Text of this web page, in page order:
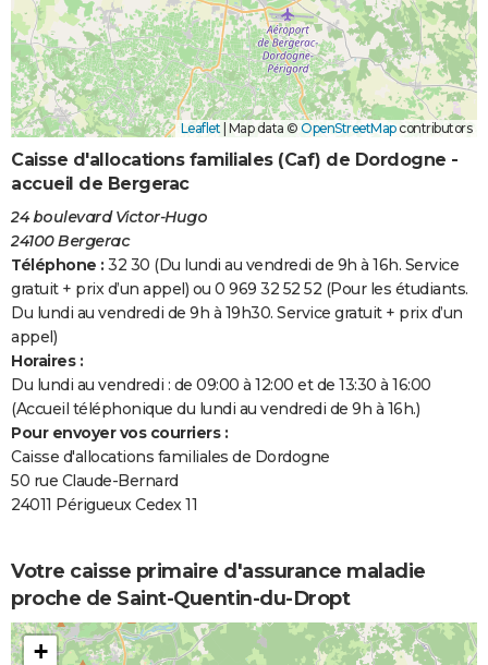
Leaflet Map data © OpenStreetMapcontributors
Caisse d'allocations familiales (Caf) de Dordogne -
accueil de Bergerac
24 boulevard Victor-Hugo
24100 Bergerac
Téléphone : 32 30 (Du lundi au vendredi de 9h à 16h. Service
gratuit + prix d’un appel) ou 0 969 32 52 52 (Pour les étudiants.
Du lundi au vendredi de 9h à 19h30. Service gratuit + prix d’un
appel)
Horaires :
Du lundi au vendredi : de 09:00 à 12:00 et de 13:30 à 16:00
(Accueil téléphonique du lundi au vendredi de 9h à 16h.)
Pour envoyer vos courriers :
Caisse d'allocations familiales de Dordogne
50 rue Claude-Bernard
24011 Périgueux Cedex 11
Votre caisse primaire d'assurance maladie
proche de Saint-Quentin-du-Dropt
+